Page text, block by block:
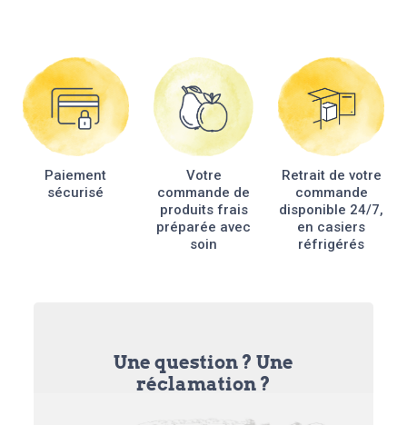
options
peuvent
être
choisies
sur
page
du
produit
Paiement
sécurisé
Votre
commande de
produits frais
préparée avec
soin
Retrait de votre
commande
disponible 24/7,
en casiers
réfrigérés
Une question ? Une
réclamation ?